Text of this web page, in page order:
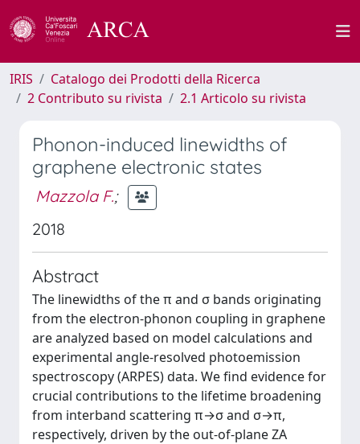
IRIS
Catalogo dei Prodotti della Ricerca
2 Contributo su rivista
2.1 Articolo su rivista
Phonon-induced linewidths of
graphene electronic states
Mazzola F.;
2018
Abstract
The linewidths of the π and σ bands originating
from the electron-phonon coupling in graphene
are analyzed based on model calculations and
experimental angle-resolved photoemission
spectroscopy (ARPES) data. We find evidence for
crucial contributions to the lifetime broadening
from interband scattering π→σ and σ→π,
respectively, driven by the out-of-plane ZA